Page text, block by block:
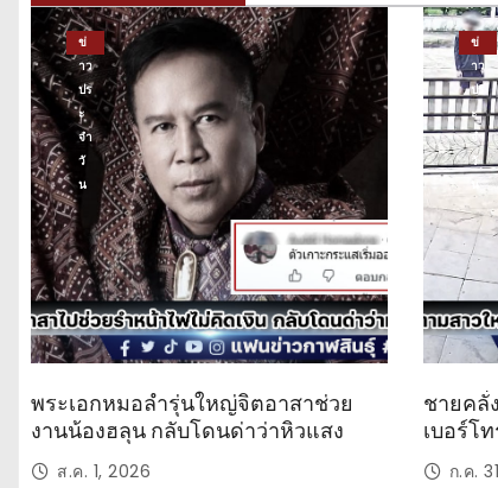
ข่
าว
ปร
ะ
จำ
วั
น
พระเอกหมอลำรุ่นใหญ่จิตอาสาช่วย
งานน้องฮลุน กลับโดนด่าว่าหิวแสง
ส.ค. 1, 2026
ข่
าว
ปร
ะ
จำ
วั
ชายคลั่
เบอร์โ
ก.ค.